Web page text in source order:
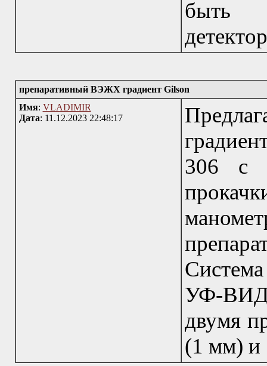
быть
препаративный ВЭЖХ градиент Gilson
Имя: VLADIMIR
Дата: 11.12.2023 22:48:17
306 с
УФ-
двумя
(1 мм) и